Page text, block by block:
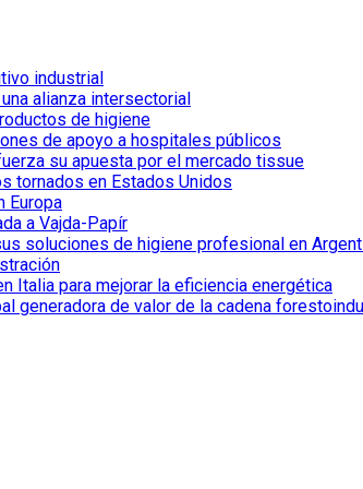
industrial
alianza intersectorial
de higiene
de apoyo a hospitales públicos
su apuesta por el mercado tissue
tornados en Estados Unidos
Europa
a Vajda-Papír
soluciones de higiene profesional en
Italia para mejorar la eficiencia energética
generadora de valor de la cadena